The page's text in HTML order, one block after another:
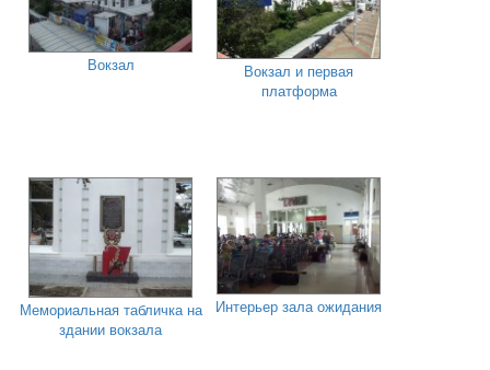
Вокзал
Вокзал и первая
платформа
Мемориальная табличка на
здании вокзала
Интерьер зала ожидания